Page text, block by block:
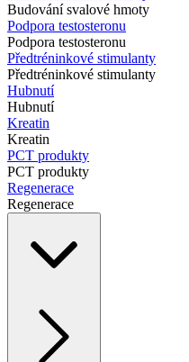
Budování svalové hmoty
Podpora testosteronu
Podpora testosteronu
Předtréninkové stimulanty
Předtréninkové stimulanty
Hubnutí
Hubnutí
Kreatin
Kreatin
PCT produkty
PCT produkty
Regenerace
Regenerace